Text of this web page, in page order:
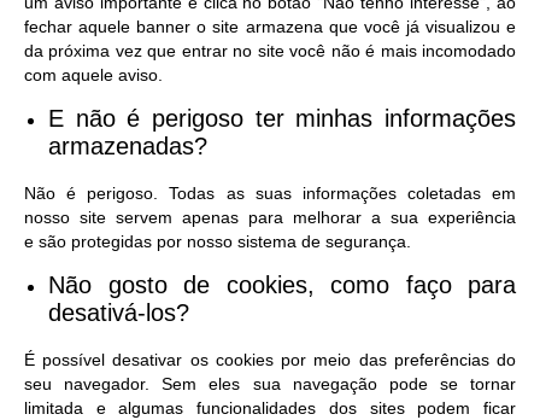
fechar aquele banner o site armazena que você já visualizou e
da próxima vez que entrar no site você não é mais incomodado
com aquele aviso.
E não é perigoso ter minhas informações
armazenadas?
Não é perigoso. Todas as suas informações coletadas em
nosso site servem apenas para melhorar a sua experiência
e são protegidas por nosso sistema de segurança.
Não gosto de cookies, como faço para
desativá-los?
É possível desativar os cookies por meio das preferências do
seu navegador. Sem eles sua navegação pode se tornar
limitada e algumas funcionalidades dos sites podem ficar